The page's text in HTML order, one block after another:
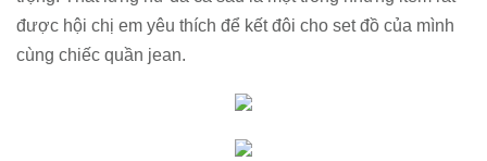
được hội chị em yêu thích để kết đôi cho set đồ của mình
cùng chiếc quần jean.